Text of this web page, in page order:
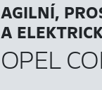
AGILNÍ,
A
OPEL